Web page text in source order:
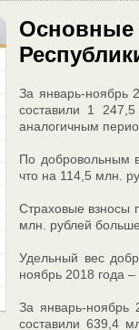
Основные
За январь-ноябрь
составили 1
аналогичным
По добровольным
что на 114,5 млн.
Страховые взносы
млн. рублей
Удельный вес
ноябрь 2018 года
За январь-ноябрь
составили 639,4